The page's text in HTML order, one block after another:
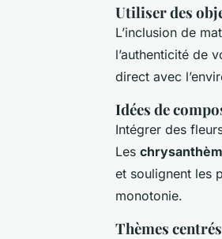
Utiliser des
L’inclusion de
l’authenticité de
direct avec
Idées de
Intégrer des
Les
et soulignent les
monotonie.
Thèmes